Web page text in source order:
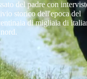
del padre con
storico dell'epoca del
di migliaia di